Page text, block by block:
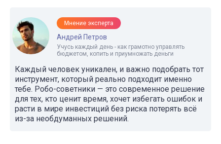
Мнение эксперта
Андрей Петров
Учусь каждый день - как грамотно управлять
бюджетом, копить и приумножать деньги
Каждый человек уникален, и важно подобрать тот
инструмент, который реально подходит именно
тебе. Робо-советники — это современное решение
для тех, кто ценит время, хочет избегать ошибок и
расти в мире инвестиций без риска потерять всё
из-за необдуманных решений.